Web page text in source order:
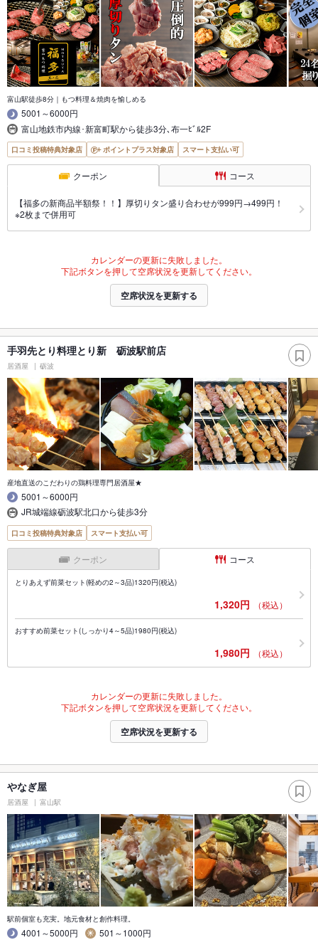
富山駅徒歩8分｜もつ料理＆焼肉を愉しめる
5001～6000円
富山地鉄市内線･新富町駅から徒歩3分､布一ﾋﾞﾙ2F
口コミ投稿特典対象店 ポイントプラス対象店 スマート支払い可
クーポン コース
【福多の新商品半額祭！！】厚切りタン盛り合わせが999円→499円！
※2枚まで併用可
カレンダーの更新に失敗しました。
下記ボタンを押して空席状況を更新してください。
空席状況を更新する
手羽先とり料理とり新 砺波駅前店
居酒屋 砺波
産地直送のこだわりの鶏料理専門居酒屋★
5001～6000円
JR城端線砺波駅北口から徒歩3分
口コミ投稿特典対象店 スマート支払い可
クーポン コース
とりあえず前菜セット(軽めの2～3品)1320円(税込)
1,320円 （税込）
おすすめ前菜セット(しっかり4～5品)1980円(税込)
1,980円 （税込）
カレンダーの更新に失敗しました。
下記ボタンを押して空席状況を更新してください。
空席状況を更新する
やなぎ屋
居酒屋 富山駅
駅前個室も充実。地元食材と創作料理。
4001～5000円
501～1000円